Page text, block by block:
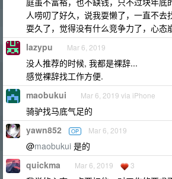
人唠叨了好久，说我耍懒了，一直不去
耍久了，觉得没有什么竞争力了，心态
lazypu Mar 6, 2019
没人推荐的时候, 我都是裸辞...
感觉裸辞找工作方便.
maobukui Mar 6, 2019 via iPhone
骑驴找马底气足的
yawn852 OP Mar 6, 2019
@maobukui 是的
quickma Mar 6, 2019 3